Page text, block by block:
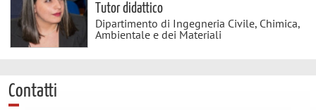
Tutor didattico
Dipartimento di Ingegneria Civile, Chimica,
Ambientale e dei Materiali
Contatti